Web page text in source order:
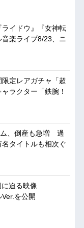
イドウ』『女神転
楽ライブ8/23、ニ
限定レアガチャ「超
ラクター「鉄腕！
ム、倒産も急増 過
タイトルも相次ぐ
に迫る映像
Ver.を公開